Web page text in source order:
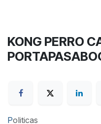
KONG PERRO
Politicas